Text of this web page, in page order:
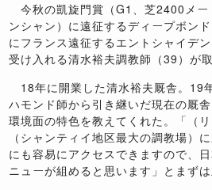
今秋の凱旋門賞（G1、芝2400メー
ンシャン）に遠征するディープボン
にフランス遠征するエントシャイデ
受け入れる清水裕夫調教師（39）が取
18年に開業した清水裕夫厩舎。19
ハモンド師から引き継いだ現在の厩
環境面の特色を教えてくれた。「（
（シャンティイ地区最大の調教場）
にも容易にアクセスできますので、
ニューが組めると思います」とまず